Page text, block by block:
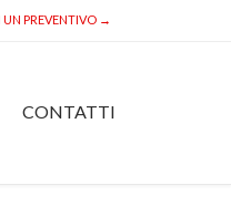
UN PREVENTIVO →
CONTATTI